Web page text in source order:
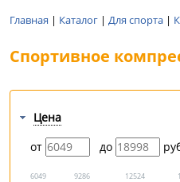
Главная | Каталог | Для спорта |
Спортивное
Цена
от
до
6049 9286 12524